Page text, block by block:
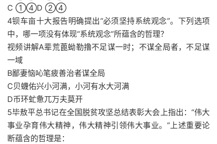
C ①④D ②④
4钡车亩十大报告明确提出“必须坚持系统观念”。下列选项
中，哪一项没有体现“系统观念”所蕴含的哲理？
视频讲解A辈荒蓖蚴勒撸不足谋一时；不谋全局者，不足谋
一域
B鄙妻恼吣笔疲善治者谋全局
C贝蠛佑兴小河满，小河有水大河满
D币环虻惫兀万夫莫开
5毕敖平总书记在全国脱贫攻坚总结表彰大会上指出：“伟大
事业孕育伟大精神，伟大精神引领伟大事业。”上述重要论
断蕴含的哲理是：